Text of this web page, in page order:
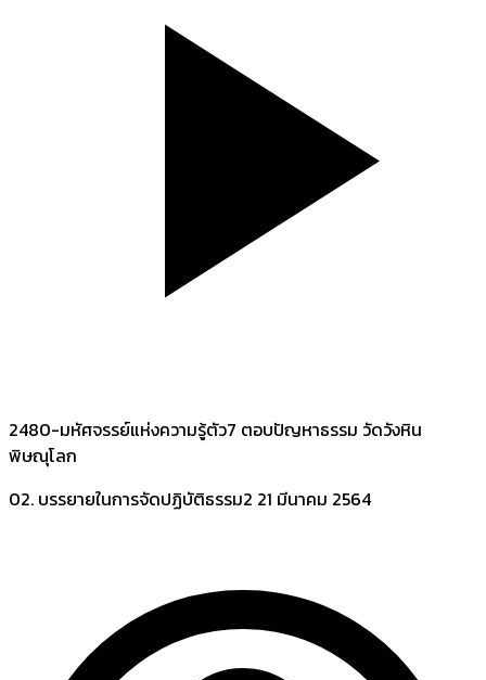
2480-มหัศจรรย์แห่งความรู้ตัว7 ตอบปัญหาธรรม วัดวังหิน
พิษณุโลก
02. บรรยายในการจัดปฏิบัติธรรม2 21 มีนาคม 2564